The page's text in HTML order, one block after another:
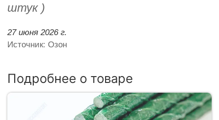
штук )
27 июня 2026 г.
Источник: Озон
Подробнее о товаре